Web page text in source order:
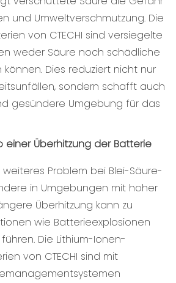
und Umweltverschmutzung. Die
von CTECHI sind versiegelte
weder Säure noch schädliche
Dies reduziert nicht nur
sondern schafft auch
gesündere Umgebung für das
einer Überhitzung der Batterie
Problem bei Blei-Säure-
in Umgebungen mit hoher
Überhitzung kann zu
wie Batterieexplosionen
Die Lithium-Ionen-
von CTECHI sind mit